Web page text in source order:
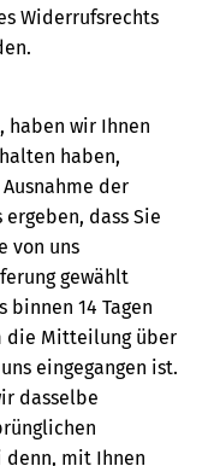
Widerrufsrechts
haben wir Ihnen
haben,
der
dass Sie
von uns
gewählt
binnen 14 Tagen
die Mitteilung über
eingegangen ist.
dasselbe
denn, mit Ihnen